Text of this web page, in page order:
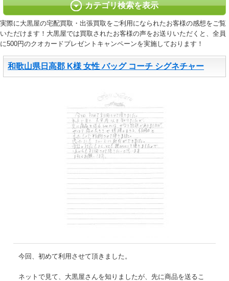
カテゴリ検索を表示
実際に大黒屋の宅配買取・出張買取をご利用になられたお客様の感想をご覧
いただけます！大黒屋では買取されたお客様の声をお送りいただくと、全員
に500円のクオカードプレゼントキャンペーンを実施しております！
和歌山県日高郡 K様 女性 バッグ コーチ シグネチャー
今回、初めて利用させて頂きました。
ネットで見て、大黒屋さんを知りましたが、先に商品を送るこ